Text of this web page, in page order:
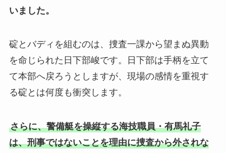
いました。
碇とバディを組むのは、捜査一課から望まぬ異動
を命じられた日下部峻です。日下部は手柄を立て
て本部へ戻ろうとしますが、現場の感情を重視す
る碇とは何度も衝突します。
さらに、警備艇を操縦する海技職員・有馬礼子
は、刑事ではないことを理由に捜査から外されな